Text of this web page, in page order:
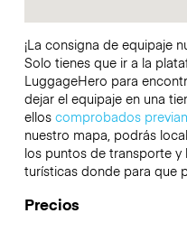
¡La consigna de equipaje
Solo tienes que ir a la
LuggageHero para
dejar el equipaje en una
ellos comprobados
nuestro mapa, podrás
los puntos de transporte
turísticas donde para que
Precios